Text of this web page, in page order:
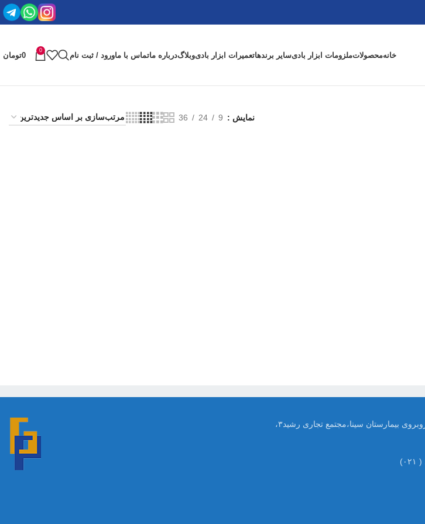
خانهمحصولاتملزومات ابزار بادیسایر برندهاتعمیرات ابزار بادیوبلاگدرباره ماتماس با ماورود / ثبت نام
0
0تومان
نمایش 9
24
36
تهران ،خیابان امام خمینی،روبروی بیمارستان سینا،مجتمع تجاری رشید۳،